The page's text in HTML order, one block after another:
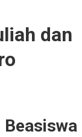
dan
Beasiswa